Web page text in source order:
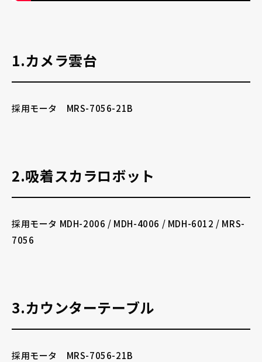
1.カメラ雲台
採用モータ MRS-7056-21B
2.吸着スカラロボット
採用モータ MDH-2006 / MDH-4006 / MDH-6012 / MRS-
7056
3.カウンターテーブル
採用モータ MRS-7056-21B